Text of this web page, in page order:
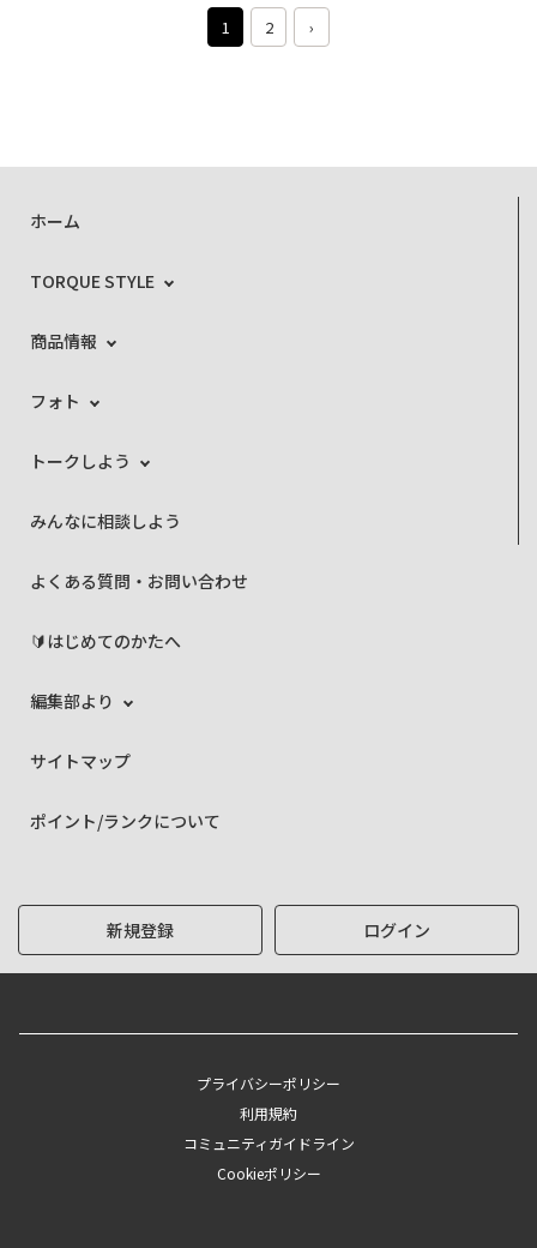
1 2 ›
ホーム
TORQUE STYLE
商品情報
フォト
トークしよう
みんなに相談しよう
よくある質問・お問い合わせ
🔰はじめてのかたへ
編集部より
サイトマップ
ポイント/ランクについて
新規登録 ログイン
プライバシーポリシー
利用規約
コミュニティガイドライン
Cookieポリシー